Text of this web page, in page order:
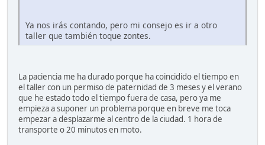
Ya nos irás contando, pero mi consejo es ir a otro
taller que también toque zontes.
La paciencia me ha durado porque ha coincidido el tiempo en
el taller con un permiso de paternidad de 3 meses y el verano
que he estado todo el tiempo fuera de casa, pero ya me
empieza a suponer un problema porque en breve me toca
empezar a desplazarme al centro de la ciudad. 1 hora de
transporte o 20 minutos en moto.